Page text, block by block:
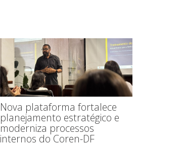
Nova plataforma fortalece
planejamento estratégico e
moderniza processos
internos do Coren-DF